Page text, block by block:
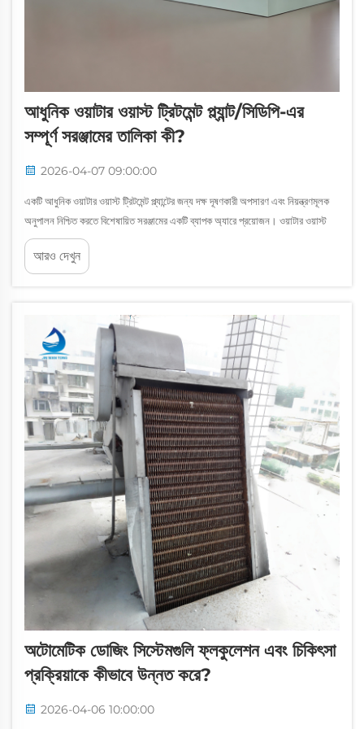
আধুনিক ওয়াটার ওয়াস্ট ট্রিটমেন্ট প্ল্যান্ট/সিডিপি-এর
সম্পূর্ণ সরঞ্জামের তালিকা কী?
2026-04-07 09:00:00
একটি আধুনিক ওয়াটার ওয়াস্ট ট্রিটমেন্ট প্ল্যান্টের জন্য দক্ষ দূষণকারী অপসারণ এবং নিয়ন্ত্রণমূলক
অনুপালন নিশ্চিত করতে বিশেষায়িত সরঞ্জামের একটি ব্যাপক অ্যারে প্রয়োজন। ওয়াটার ওয়াস্ট
ট্রিটমেন্ট প্ল্যান্টের সম্পূর্ণ সরঞ্জামের তালিকা বোঝা প্ল্যান্ট অপারেটর, ইঞ্জিনিয়ারদের জন্য অপরিহার্য...
আরও দেখুন
অটোমেটিক ডোজিং সিস্টেমগুলি ফ্লকুলেশন এবং চিকিৎসা
প্রক্রিয়াকে কীভাবে উন্নত করে?
2026-04-06 10:00:00